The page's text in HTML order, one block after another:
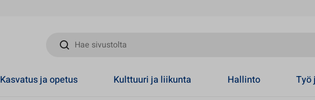
Hae sivustolta
Kasvatus ja opetus Kulttuuri ja liikunta Hallinto Työ